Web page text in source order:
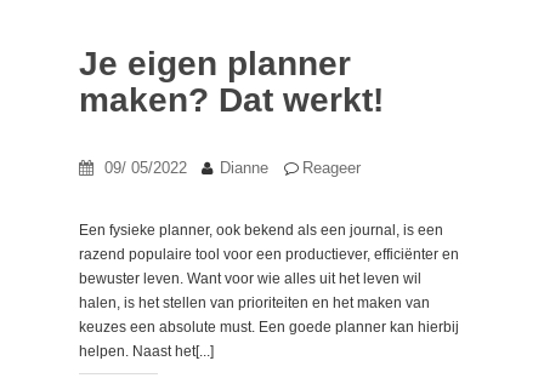
Je eigen planner
maken? Dat werkt!
09/ 05/2022 Dianne Reageer
Een fysieke planner, ook bekend als een journal, is een
razend populaire tool voor een productiever, efficiënter en
bewuster leven. Want voor wie alles uit het leven wil
halen, is het stellen van prioriteiten en het maken van
keuzes een absolute must. Een goede planner kan hierbij
helpen. Naast het[...]